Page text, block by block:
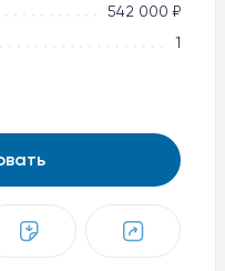
542 000 ₽
1